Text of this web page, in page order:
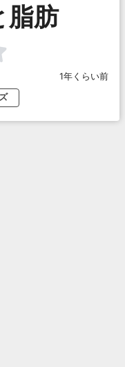
脂肪
1年くらい前